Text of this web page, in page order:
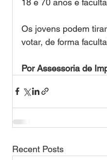
18 e 70 anos e
Os jovens podem
votar, de forma
Por Assessoria de
Recent Posts